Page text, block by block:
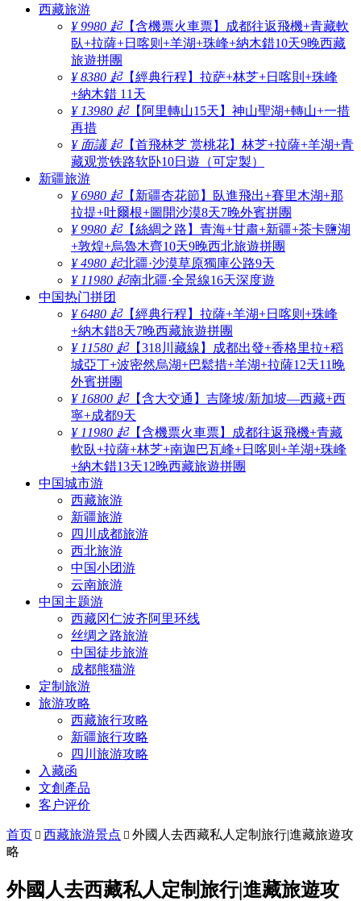
西藏旅游
¥ 9980 起【含機票火車票】成都往返飛機+青藏軟
臥+拉薩+日喀则+羊湖+珠峰+納木錯10天9晚西藏
旅遊拼團
¥ 8380 起【經典行程】拉萨+林芝+日喀則+珠峰
+納木錯 11天
¥ 13980 起【阿里轉山15天】神山聖湖+轉山+一措
再措
¥ 面議 起【首飛林芝 赏桃花】林芝+拉薩+羊湖+青
藏观赏铁路软卧10日遊（可定製）
新疆旅游
¥ 6980 起【新疆杏花節】臥進飛出+賽里木湖+那
拉提+吐爾根+圖開沙漠8天7晚外賓拼團
¥ 9980 起【絲綢之路】青海+甘肅+新疆+茶卡鹽湖
+敦煌+烏魯木齊10天9晚西北旅遊拼團
¥ 4980 起北疆·沙漠草原獨庫公路9天
¥ 11980 起南北疆·全景線16天深度遊
中国热门拼团
¥ 6480 起【經典行程】拉薩+羊湖+日喀则+珠峰
+納木錯8天7晚西藏旅遊拼團
¥ 11580 起【318川藏線】成都出發+香格里拉+稻
城亞丁+波密然烏湖+巴鬆措+羊湖+拉薩12天11晚
外賓拼團
¥ 16800 起【含大交通】吉隆坡/新加坡—西藏+西
寧+成都9天
¥ 11980 起【含機票火車票】成都往返飛機+青藏
軟臥+拉薩+林芝+南迦巴瓦峰+日喀则+羊湖+珠峰
+納木錯13天12晚西藏旅遊拼團
中国城市游
西藏旅游
新疆旅游
四川成都旅游
西北旅游
中国小团游
云南旅游
中国主题游
西藏冈仁波齐阿里环线
丝绸之路旅游
中国徒步旅游
成都熊猫游
定制旅游
旅游攻略
西藏旅行攻略
新疆旅行攻略
四川旅游攻略
入藏函
文創產品
客户评价
首页  西藏旅游景点  外國人去西藏私人定制旅行|進藏旅遊攻
略
外國人去西藏私人定制旅行|進藏旅遊攻